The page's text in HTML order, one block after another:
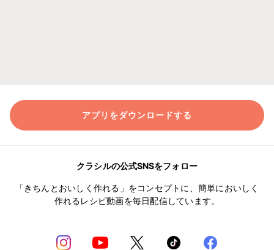
アプリをダウンロードする
クラシルの公式SNSをフォロー
「きちんとおいしく作れる」をコンセプトに、簡単においしく
作れるレシピ動画を毎日配信しています。